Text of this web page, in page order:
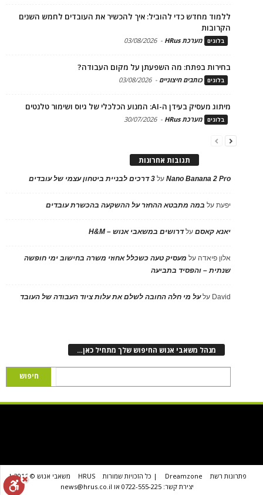
ללמוד מחדש כדי להוביל: איך להכשיר את העובדים לחמש השנים
הקרובות
בלוגים מערכת HRus -
03/08/2026
בחירות בפתח: מה השפעתן על מקום העבודה?
בלוגים כותבים חיצוניים -
03/08/2026
מיתוג מעסיק בעידן ה-AI: המנוע הכלכלי של גיוס ושימור טלנטים
בלוגים מערכת HRus -
30/07/2026
תגובות אחרונות
Nano Banana 2 Proעל 3 דרכים לבניית ביטחון עצמי של עובדים
יפעתעל במה מתבטא ההחזר על ההשקעה בהכשרת עובדים
יאנא קאסםעלדרושים במשאבי אנוש – H&M
אלון פיאדה על מעסיק טעה כשכלל אחוזי משרה בחישוב ימי חופשה
שנתית – והפסיד בתביעה
David עלעל מי חלה החובה לשלם את עלות ציוד העבודה של העובד
מנהל משאבי אנוש החיפוש שלך מתחיל כאן…
פתרונות רשת Dreamzone | כל הזכויות שמורות HRUS
משאבי אנוש © 2016 |
יצירת קשר: 0722-555-225 או news@hrus.co.il